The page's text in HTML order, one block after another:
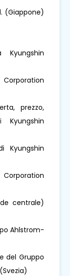
(Giappone)
Kyungshin
prezzo,
Kyungshin
Corporation
centrale)
Ahlstrom-
del Gruppo